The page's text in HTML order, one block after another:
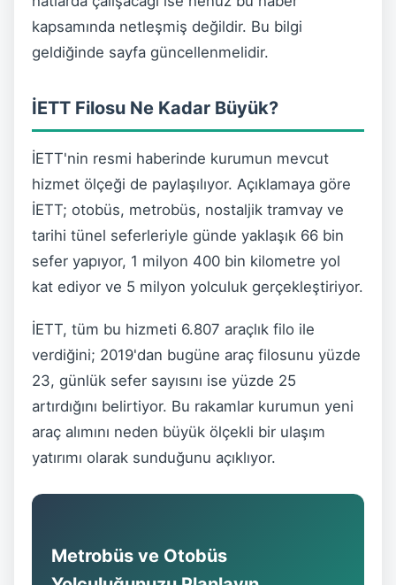
kapsamında netleşmiş değildir. Bu bilgi
geldiğinde sayfa güncellenmelidir.
İETT Filosu Ne Kadar Büyük?
İETT'nin resmi haberinde kurumun mevcut
hizmet ölçeği de paylaşılıyor. Açıklamaya göre
İETT; otobüs, metrobüs, nostaljik tramvay ve
tarihi tünel seferleriyle günde yaklaşık 66 bin
sefer yapıyor, 1 milyon 400 bin kilometre yol
kat ediyor ve 5 milyon yolculuk gerçekleştiriyor.
İETT, tüm bu hizmeti 6.807 araçlık filo ile
verdiğini; 2019'dan bugüne araç filosunu yüzde
23, günlük sefer sayısını ise yüzde 25
artırdığını belirtiyor. Bu rakamlar kurumun yeni
araç alımını neden büyük ölçekli bir ulaşım
yatırımı olarak sunduğunu açıklıyor.
Metrobüs ve Otobüs